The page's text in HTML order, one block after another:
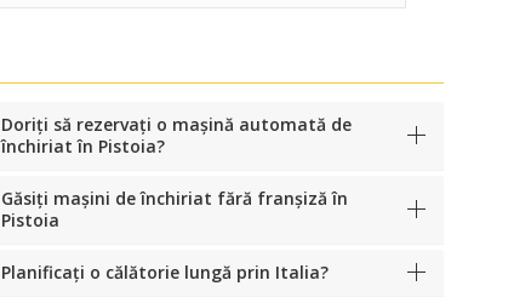
Doriți să rezervați o mașină automată de
închiriat în Pistoia?
Găsiți mașini de închiriat fără franșiză în
Pistoia
Planificați o călătorie lungă prin Italia?